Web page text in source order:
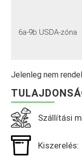
6a-9b USDA-zóna
Jelenleg nem
Szállítási
Kiszerelés: